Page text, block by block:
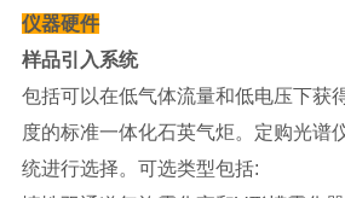
仪器硬件
样品引入系统
包括可以在低气体流量和低电压下获
度的标准一体化石英气炬。定购光谱
统进行选择。可选类型包括: